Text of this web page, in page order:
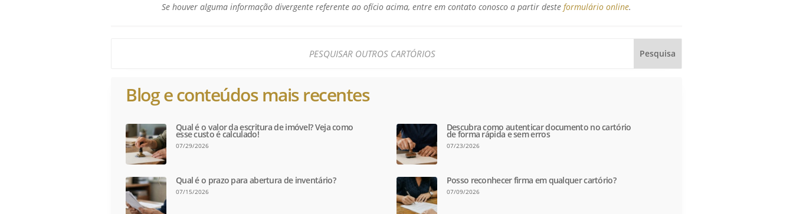
Se houver alguma informação divergente referente ao ofício acima, entre em contato conosco a partir deste formulário online.
Blog e conteúdos mais recentes
Qual é o valor da escritura de imóvel? Veja como
esse custo é calculado!
07/29/2026
Descubra como autenticar documento no cartório
de forma rápida e sem erros
07/23/2026
Qual é o prazo para abertura de inventário?
07/15/2026
Posso reconhecer firma em qualquer cartório?
07/09/2026